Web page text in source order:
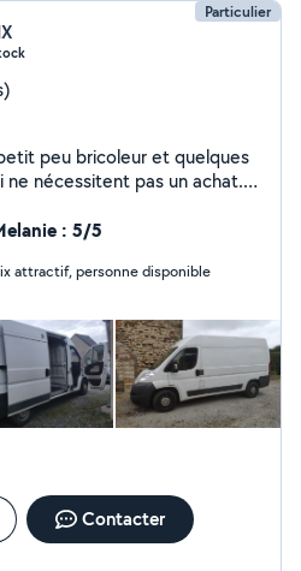
Particulier
peu bricoleur et quelques
ne nécessitent pas un achat.
: 5/5
attractif, personne disponible
Contacter